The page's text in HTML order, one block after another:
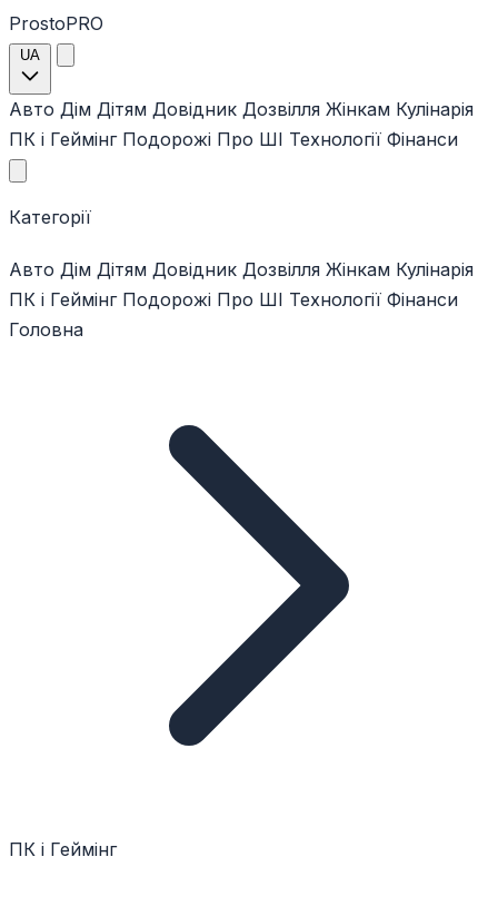
ProstoPRO
UA
Авто Дім Дітям Довідник Дозвілля Жінкам Кулінарія
ПК і Геймінг Подорожі Про ШІ Технології Фінанси
Категорії
Авто Дім Дітям Довідник Дозвілля Жінкам Кулінарія
ПК і Геймінг Подорожі Про ШІ Технології Фінанси
Головна
ПК і Геймінг